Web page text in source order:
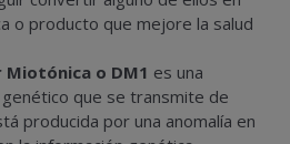
o producto que mejore la salud
o DM1 es una
que se transmite de
producida por una anomalía en